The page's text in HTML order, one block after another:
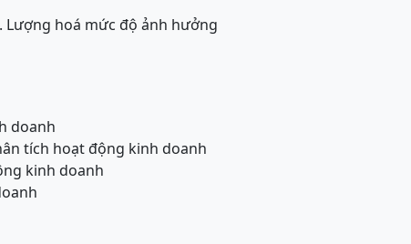
Lượng hoá mức độ ảnh hưởng
doanh
tích hoạt động kinh doanh
kinh doanh